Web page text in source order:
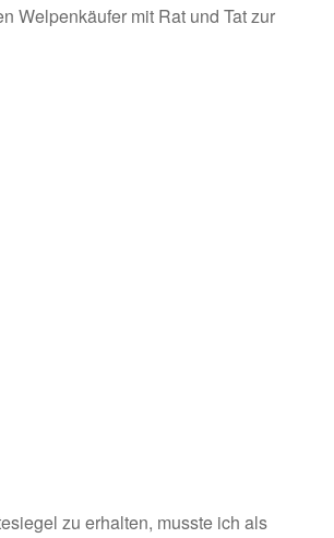
Welpenkäufer mit Rat und Tat zur
zu erhalten, musste ich als